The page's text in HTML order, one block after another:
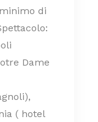
di
Dame
( hotel